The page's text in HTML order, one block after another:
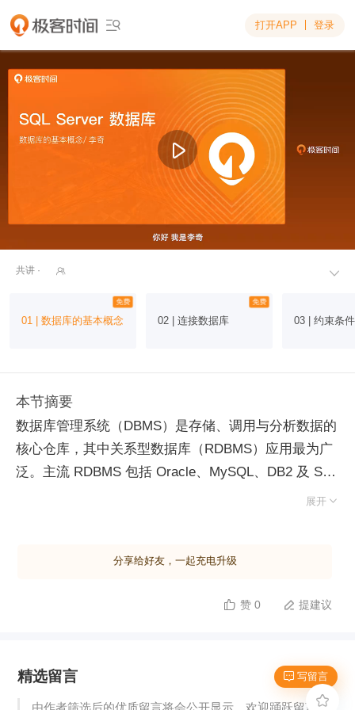
 打开APP 登录

共讲 · 
免费
01 | 数据库的基本概念
免费
02 | 连接数据库 03 | 约束条件
本节摘要
数据库管理系统（DBMS）是存储、调用与分析数据的
核心仓库，其中关系型数据库（RDBMS）应用最为广
泛。主流 RDBMS 包括 Oracle、MySQL、DB2 及 SQL
Server。RDBMS 采用四级层级结构：系统包含多个数
SQL 语言，具备高度跨平台兼容性。 SQL Server 兼具
全、高效的数据操作，面向专业 IT 人员；分析层面集
以整行或整列为处理单位，区别于 Excel 的单元格模
式。表中列称为字段，包含唯一字段名与同类型记录；
展开 
分享给好友，一起充电升级
 赞 0  提建议
 写留言
精选留言
由作者筛选后的优质留言将会公开显示，欢迎踊跃留言。
